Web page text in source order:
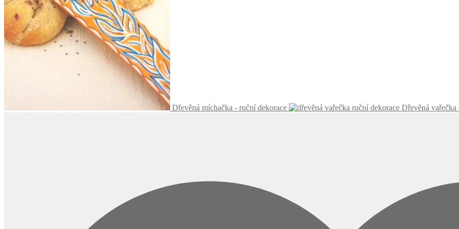
Dřevěná míchačka - ruční dekorace Dřevěná